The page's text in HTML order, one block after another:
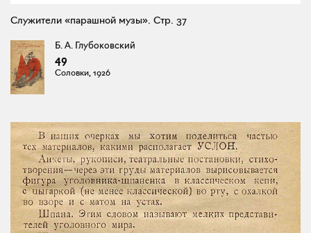
Служители «парашной музы». Стр. 37
Б. А. Глубоковский
49
Соловки, 1926